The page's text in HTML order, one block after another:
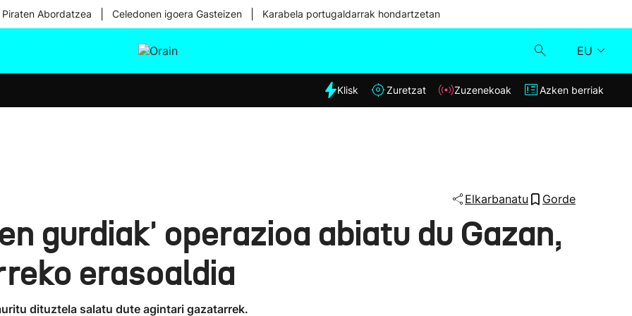
Abordatzea Celedonen igoera Gasteizen Karabela portugaldarrak hondartzetan
EU
Eguraldia
Klisk
Azken berriak
Klisk Zuretzat Zuzenekoak Azken berriak
Elkarbanatu Gorde
gurdiak' operazioa abiatu du Gazan,
erasoaldia
dituztela salatu dute agintari gazatarrek.